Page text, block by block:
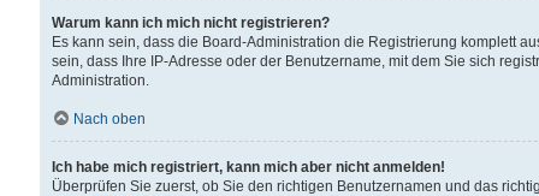
Warum kann ich mich nicht registrieren?
Es kann sein, dass die Board-Administration die Registrierung komplett
sein, dass Ihre IP-Adresse oder der Benutzername, mit dem Sie sich
Administration.
Nach oben
Ich habe mich registriert, kann mich aber nicht anmelden!
Überprüfen Sie zuerst, ob Sie den richtigen Benutzernamen und das